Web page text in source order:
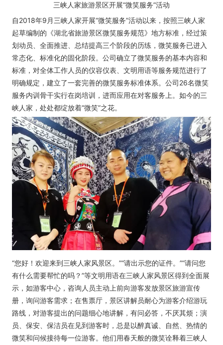
三峡人家旅游景区开展“微笑服务”活动
自2018年9月三峡人家开展“微笑服务”活动以来，按照三峡人家
起草编制的《湖北省旅游景区微笑服务规范》地方标准，经过策
划动员、全面推进、总结提高三个阶段的历练，微笑服务已进入
常态化、标准化的固化阶段。公司确立了微笑服务的基本内容和
标准，对全体工作人员的仪容仪表、文明用语等服务规范进行了
明确规定，建立了一套完善的微笑服务标准体系。公司26名微笑
服务内训骨干实行在岗培训，进而应用在对客服务上。如今的三
峡人家，处处都绽放着“微笑”之花。
“您好！欢迎来到三峡人家风景区。”“请出示您的证件。”“请问您
有什么需要帮忙的吗？”等文明用语在三峡人家风景区得到全面展
示，如游客中心，咨询人员主动上前向游客发放景区旅游宣传
册，询问游客需求；在售票厅，景区讲解员耐心为游客介绍游玩
路线，对游客提出的问题细心地讲解，有问必答，不厌其烦；演
员、保安、保洁员在见到游客时，总是以醉真诚、自然、热情的
微笑和问候接待每一位游客。他们用春天般的微笑诠释着三峡人